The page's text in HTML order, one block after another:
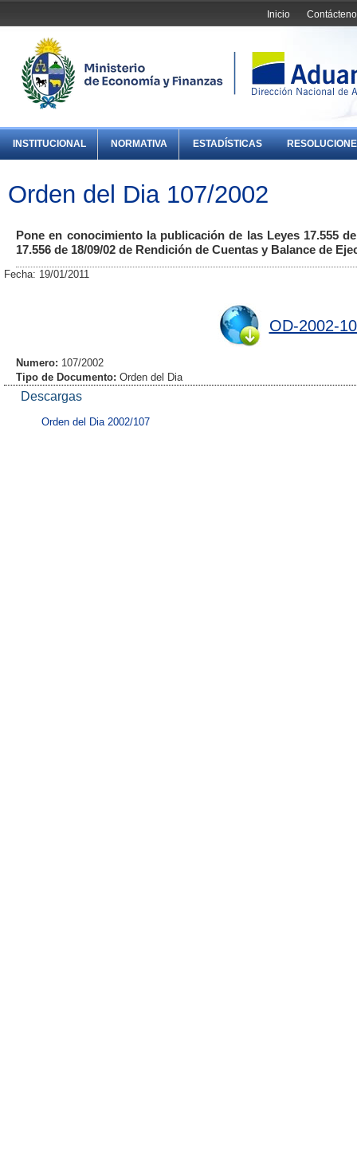
Inicio
INSTITUCIONAL NORMATIVA ESTADÍSTICAS
Orden del Dia 107/2002
Pone en conocimiento la publicación de las Leyes 17.555
17.556 de 18/09/02 de Rendición de Cuentas y Balance de
Fecha: 19/01/2011
OD-2002-
Numero: 107/2002
Tipo de Documento: Orden del Dia
Descargas
Orden del Dia 2002/107